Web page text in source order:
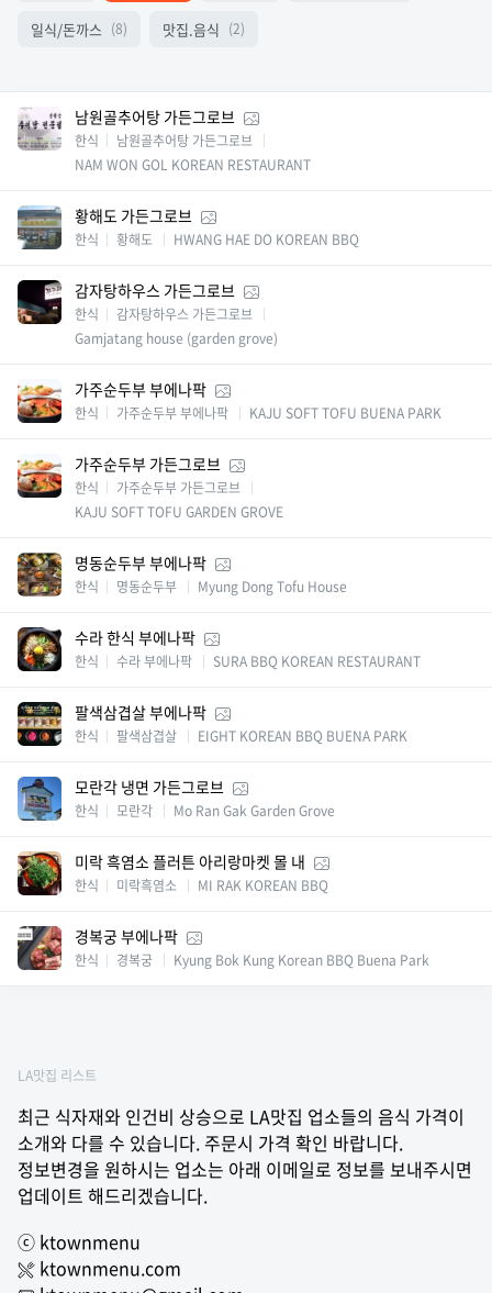
일식/돈까스 (8) 맛집.음식 (2)
남원골추어탕 가든그로브
한식
남원골추어탕 가든그로브
NAM WON GOL KOREAN RESTAURANT
황해도 가든그로브
한식 황해도 HWANG HAE DO KOREAN BBQ
감자탕하우스 가든그로브
한식
감자탕하우스 가든그로브
Gamjatang house (garden grove)
가주순두부 부에나팍
한식 가주순두부 부에나팍 KAJU SOFT TOFU BUENA PARK
가주순두부 가든그로브
한식
가주순두부 가든그로브
KAJU SOFT TOFU GARDEN GROVE
명동순두부 부에나팍
한식 명동순두부 Myung Dong Tofu House
수라 한식 부에나팍
한식 수라 부에나팍 SURA BBQ KOREAN RESTAURANT
팔색삼겹살 부에나팍
한식 팔색삼겹살 EIGHT KOREAN BBQ BUENA PARK
모란각 냉면 가든그로브
한식 모란각 Mo Ran Gak Garden Grove
미락 흑염소 플러튼 아리랑마켓 몰 내
한식 미락흑염소 MI RAK KOREAN BBQ
경복궁 부에나팍
한식 경복궁 Kyung Bok Kung Korean BBQ Buena Park
LA맛집 리스트
최근 식자재와 인건비 상승으로 LA맛집 업소들의 음식 가격이
소개와 다를 수 있습니다. 주문시 가격 확인 바랍니다.
정보변경을 원하시는 업소는 아래 이메일로 정보를 보내주시면
업데이트 해드리겠습니다.
ⓒ ktownmenu
ktownmenu.com